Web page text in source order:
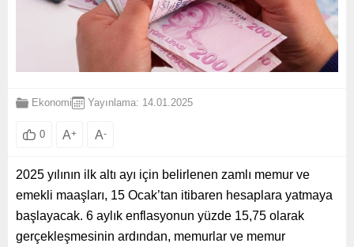
Ekonomi Yayınlama: 14.01.2025
0 A+ A-
2025 yılının ilk altı ayı için belirlenen zamlı memur ve
emekli maaşları, 15 Ocak’tan itibaren hesaplara yatmaya
başlayacak. 6 aylık enflasyonun yüzde 15,75 olarak
gerçekleşmesinin ardından, memurlar ve memur